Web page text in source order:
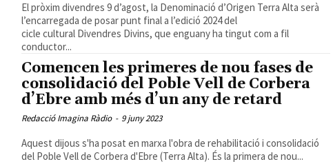
El pròxim divendres 9 d’agost, la Denominació d’Origen Terra Alta serà
l’encarregada de posar punt final a l’edició 2024 del
cicle cultural Divendres Divins, que enguany ha tingut com a fil
conductor...
Comencen les primeres de nou fases de
consolidació del Poble Vell de Corbera
d’Ebre amb més d’un any de retard
Redacció Imagina Ràdio - 9 juny 2023
Aquest dijous s'ha posat en marxa l'obra de rehabilitació i consolidació
del Poble Vell de Corbera d'Ebre (Terra Alta). És la primera de nou...